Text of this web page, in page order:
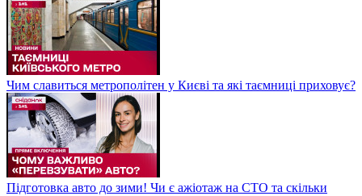
Чим славиться метрополітен у Києві та які таємниці приховує?
Підготовка авто до зими! Чи є ажіотаж на СТО та скільки